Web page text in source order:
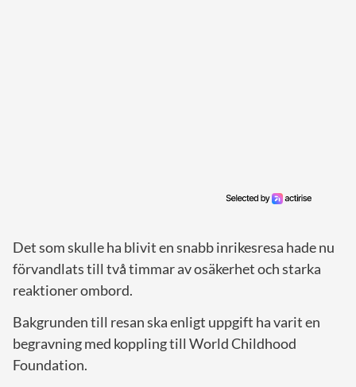
Det som skulle ha blivit en snabb inrikesresa hade nu
förvandlats till två timmar av osäkerhet och starka
reaktioner ombord.
Bakgrunden till resan ska enligt uppgift ha varit en
begravning med koppling till World Childhood
Foundation.